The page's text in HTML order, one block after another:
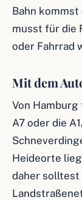
Bahn
musst für die
oder Fahrrad
Mit dem
Von
A7 oder die
Heideorte
daher solltest